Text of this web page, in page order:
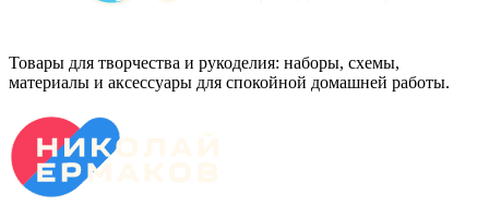
Товары для творчества и рукоделия: наборы, схемы,
материалы и аксессуары для спокойной домашней работы.